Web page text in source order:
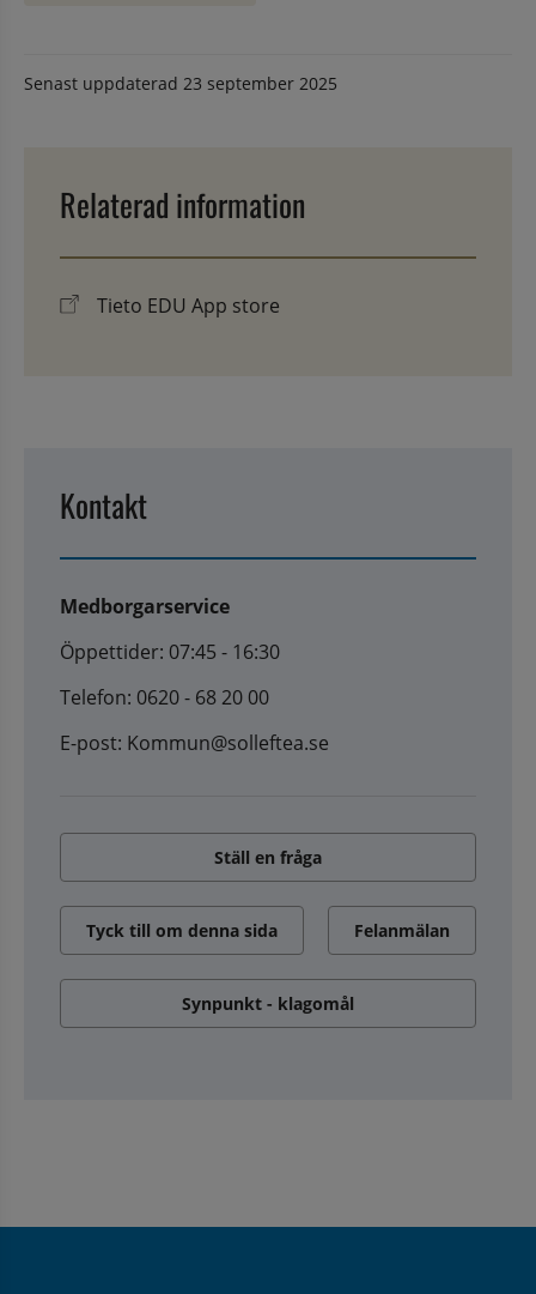
Senast uppdaterad 23 september 2025
Relaterad information
Tieto EDU App store
Kontakt
Medborgarservice
Öppettider: 07:45 - 16:30
Telefon: 0620 - 68 20 00
E-post: Kommun@solleftea.se
Ställ en fråga
Tyck till om denna sida Felanmälan
Synpunkt - klagomål